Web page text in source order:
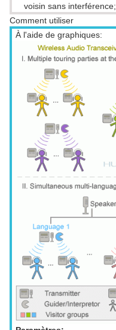
voisin sans interférence;
Comment utiliser
À l'aide de graphiques: